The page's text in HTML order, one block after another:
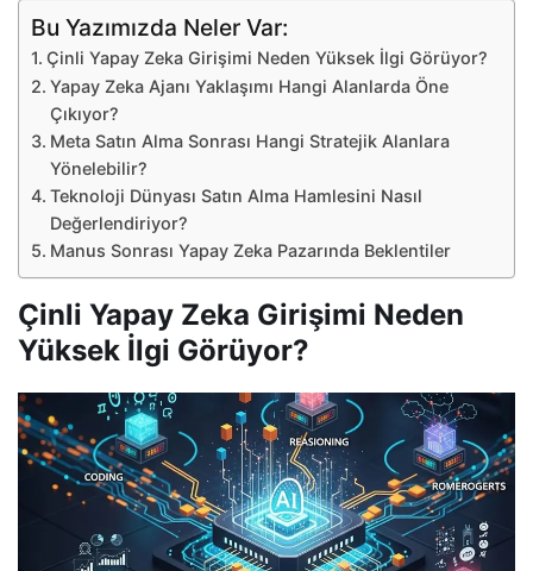
Bu Yazımızda Neler Var:
Çinli Yapay Zeka Girişimi Neden Yüksek İlgi Görüyor?
Yapay Zeka Ajanı Yaklaşımı Hangi Alanlarda Öne
Çıkıyor?
Meta Satın Alma Sonrası Hangi Stratejik Alanlara
Yönelebilir?
Teknoloji Dünyası Satın Alma Hamlesini Nasıl
Değerlendiriyor?
Manus Sonrası Yapay Zeka Pazarında Beklentiler
Çinli Yapay Zeka Girişimi Neden
Yüksek İlgi Görüyor?